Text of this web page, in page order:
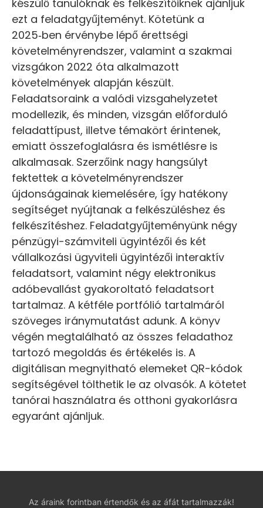
készülő tanulóknak és felkészítőiknek ajánljuk
ezt a feladatgyűjteményt. Kötetünk a
2025‑ben érvénybe lépő érettségi
követelményrendszer, valamint a szakmai
vizsgákon 2022 óta alkalmazott
követelmények alapján készült.
Feladatsoraink a valódi vizsgahelyzetet
modellezik, és minden, vizsgán előforduló
feladattípust, illetve témakört érintenek,
emiatt összefoglalásra és ismétlésre is
alkalmasak. Szerzőink nagy hangsúlyt
fektettek a követelményrendszer
újdonságainak kiemelésére, így hatékony
segítséget nyújtanak a felkészüléshez és
felkészítéshez. Feladatgyűjteményünk négy
pénzügyi-számviteli ügyintézői és két
vállalkozási ügyviteli ügyintézői interaktív
feladatsort, valamint négy elektronikus
adóbevallást gyakoroltató feladatsort
tartalmaz. A kétféle portfólió tartalmáról
szöveges iránymutatást adunk. A könyv
végén megtalálható az összes feladathoz
tartozó megoldás és értékelés is. A
digitálisan megnyitható elemeket QR-kódok
segítségével tölthetik le az olvasók. A kötetet
tanórai használatra és otthoni gyakorlásra
egyaránt ajánljuk.
Az áraink forintban értendők és az áfát tartalmazzák!